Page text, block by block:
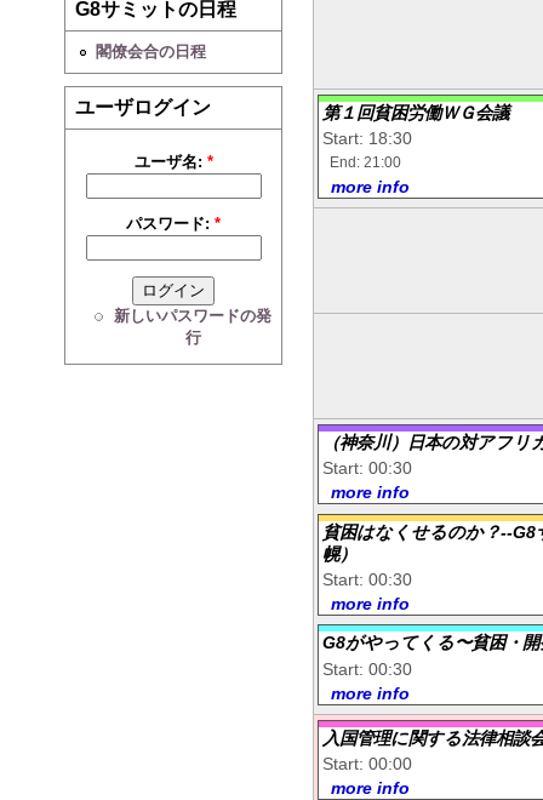
G8サミットの日程
閣僚会合の日程
ユーザログイン
ユーザ名: *
パスワード:*
新しいパスワードの発
行
第１回貧困労働ＷＧ会議
Start: 18:30
End: 21:00
more info
（神奈川）日本の対アフ
Start: 00:30
more info
貧困はなくせるのか？--
幌）
Start: 00:30
more info
G8がやってくる〜貧困・
Start: 00:30
more info
入国管理に関する法律相談
Start: 00:00
more info